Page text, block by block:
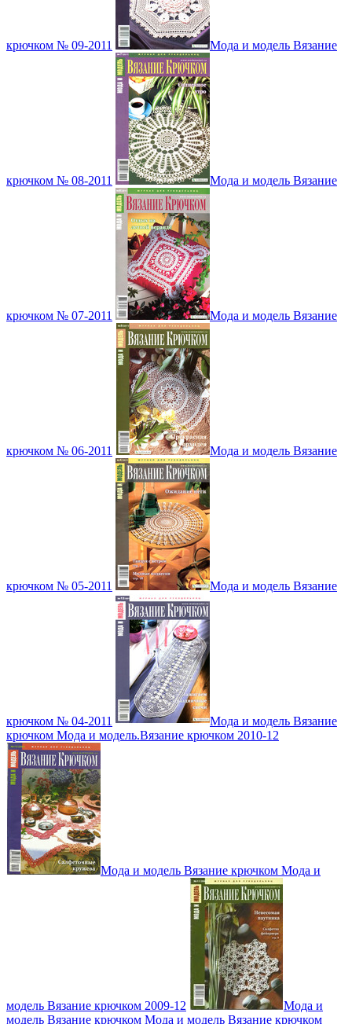
крючком № 09-2011 Мода и модель Вязание
крючком № 08-2011 Мода и модель Вязание
крючком № 07-2011 Мода и модель Вязание
крючком № 06-2011 Мода и модель Вязание
крючком № 05-2011 Мода и модель Вязание
крючком № 04-2011
Мода и модель Вязание
крючком Мода и модель.Вязание крючком 2010-12
Мода и модель Вязание крючком Мода и
модель Вязание крючком 2009-12
Мода и
модель Вязание крючком Мода и модель Вязание крючком